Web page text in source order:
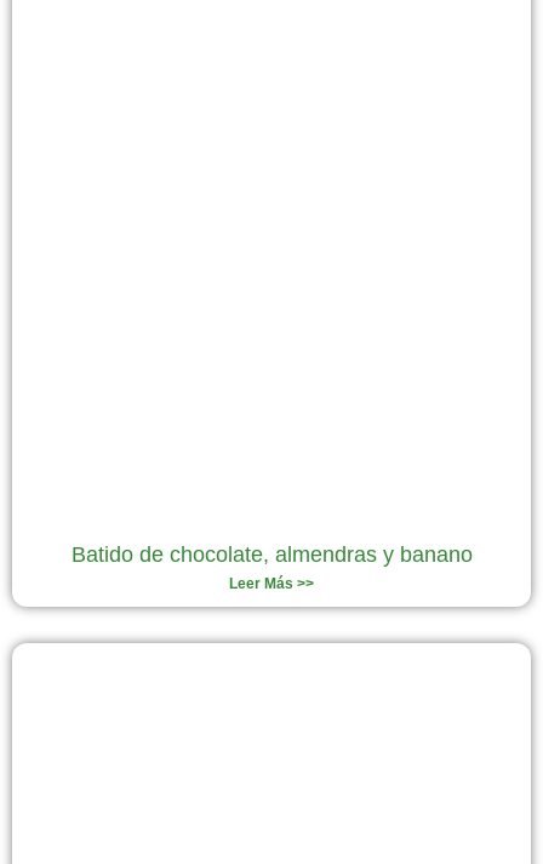
Batido de chocolate, almendras y banano
Leer Más >>